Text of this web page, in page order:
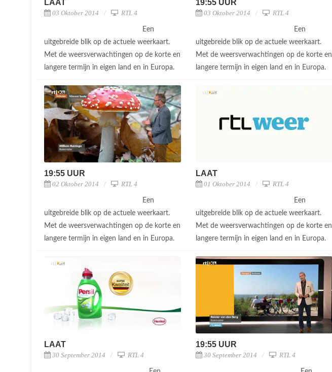
LAAT
03 Oktober 2014 RTL 4
Een
uitgebreide blik op de actuele weerkaart.
Met de weersverwachtingen op de korte en
langere termijn in eigen land en in Europa.
19:55 UUR
03 Oktober 2014 RTL 4
Een
uitgebreide blik op de actuele weerkaart.
Met de weersverwachtingen op de korte en
langere termijn in eigen land en in Europa.
19:55 UUR
02 Oktober 2014 RTL 4
Een
uitgebreide blik op de actuele weerkaart.
Met de weersverwachtingen op de korte en
langere termijn in eigen land en in Europa.
LAAT
01 Oktober 2014 RTL 4
Een
uitgebreide blik op de actuele weerkaart.
Met de weersverwachtingen op de korte en
langere termijn in eigen land en in Europa.
LAAT
30 September 2014 RTL 4
19:55 UUR
30 September 2014 RTL 4